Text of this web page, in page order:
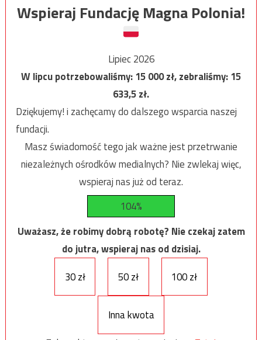
Wspieraj Fundację Magna Polonia!
Lipiec 2026
W lipcu potrzebowaliśmy:15 000zł, zebraliśmy:15
633,5zł.
Dziękujemy! i zachęcamy do dalszego wsparcia naszej
fundacji.
Masz świadomość tego jak ważne jest przetrwanie
niezależnych ośrodków medialnych? Nie zwlekaj więc,
wspieraj nas już od teraz.
104%
Uważasz, że robimy dobrą robotę? Nie czekaj zatem
do jutra, wspieraj nas od dzisiaj.
30 zł
50 zł 100 zł
Inna kwota